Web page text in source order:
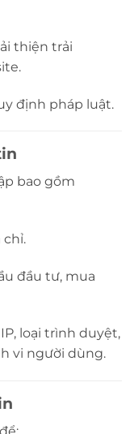
thiện trải
định pháp luật.
bao gồm
chỉ.
đầu tư, mua
loại trình duyệt,
vi người dùng.